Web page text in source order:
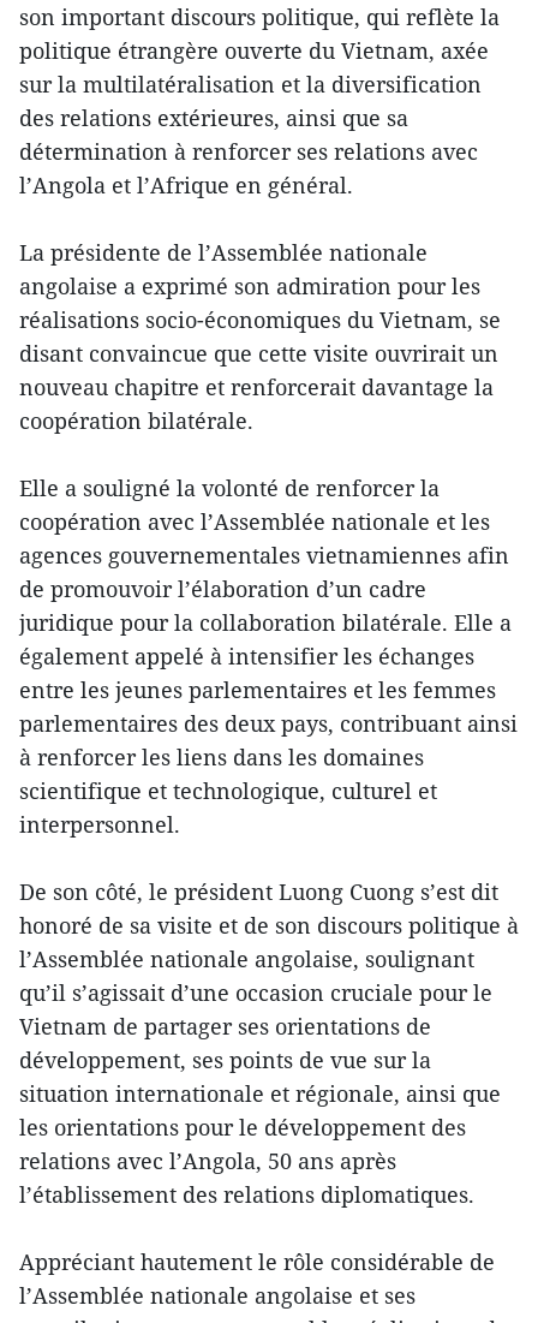
son important discours politique, qui reflète la
politique étrangère ouverte du Vietnam, axée
sur la multilatéralisation et la diversification
des relations extérieures, ainsi que sa
détermination à renforcer ses relations avec
l’Angola et l’Afrique en général.
La présidente de l’Assemblée nationale
angolaise a exprimé son admiration pour les
réalisations socio-économiques du Vietnam, se
disant convaincue que cette visite ouvrirait un
nouveau chapitre et renforcerait davantage la
coopération bilatérale.
Elle a souligné la volonté de renforcer la
coopération avec l’Assemblée nationale et les
agences gouvernementales vietnamiennes afin
de promouvoir l’élaboration d’un cadre
juridique pour la collaboration bilatérale. Elle a
également appelé à intensifier les échanges
entre les jeunes parlementaires et les femmes
parlementaires des deux pays, contribuant ainsi
à renforcer les liens dans les domaines
scientifique et technologique, culturel et
interpersonnel.
De son côté, le président Luong Cuong s’est dit
honoré de sa visite et de son discours politique à
l’Assemblée nationale angolaise, soulignant
qu’il s’agissait d’une occasion cruciale pour le
Vietnam de partager ses orientations de
développement, ses points de vue sur la
situation internationale et régionale, ainsi que
les orientations pour le développement des
relations avec l’Angola, 50 ans après
l’établissement des relations diplomatiques.
Appréciant hautement le rôle considérable de
l’Assemblée nationale angolaise et ses